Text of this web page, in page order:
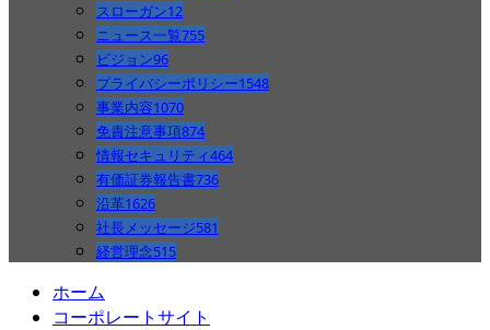
スローガン12
ニュース一覧755
ビジョン96
プライバシーポリシー1548
事業内容1070
免責注意事項874
情報セキュリティ464
有価証券報告書736
沿革1626
社長メッセージ581
経営理念515
ホーム
コーポレートサイト